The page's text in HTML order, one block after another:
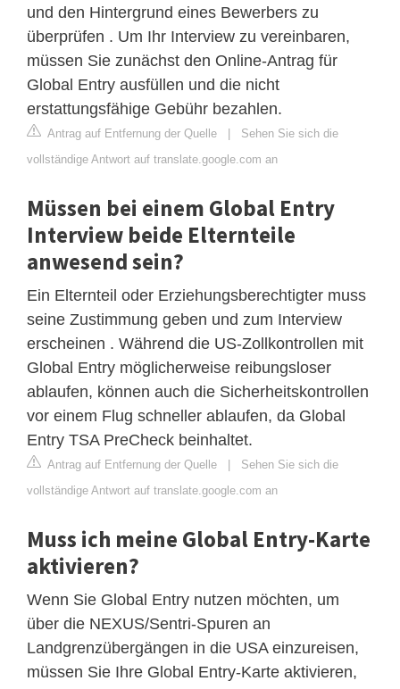
und den Hintergrund eines Bewerbers zu
überprüfen . Um Ihr Interview zu vereinbaren,
müssen Sie zunächst den Online-Antrag für
Global Entry ausfüllen und die nicht
erstattungsfähige Gebühr bezahlen.
Antrag auf Entfernung der Quelle | Sehen Sie sich die
vollständige Antwort auf translate.google.com an
Müssen bei einem Global Entry
Interview beide Elternteile
anwesend sein?
Ein Elternteil oder Erziehungsberechtigter muss
seine Zustimmung geben und zum Interview
erscheinen . Während die US-Zollkontrollen mit
Global Entry möglicherweise reibungsloser
ablaufen, können auch die Sicherheitskontrollen
vor einem Flug schneller ablaufen, da Global
Entry TSA PreCheck beinhaltet.
Antrag auf Entfernung der Quelle | Sehen Sie sich die
vollständige Antwort auf translate.google.com an
Muss ich meine Global Entry-Karte
aktivieren?
Wenn Sie Global Entry nutzen möchten, um
über die NEXUS/Sentri-Spuren an
Landgrenzübergängen in die USA einzureisen,
müssen Sie Ihre Global Entry-Karte aktivieren,